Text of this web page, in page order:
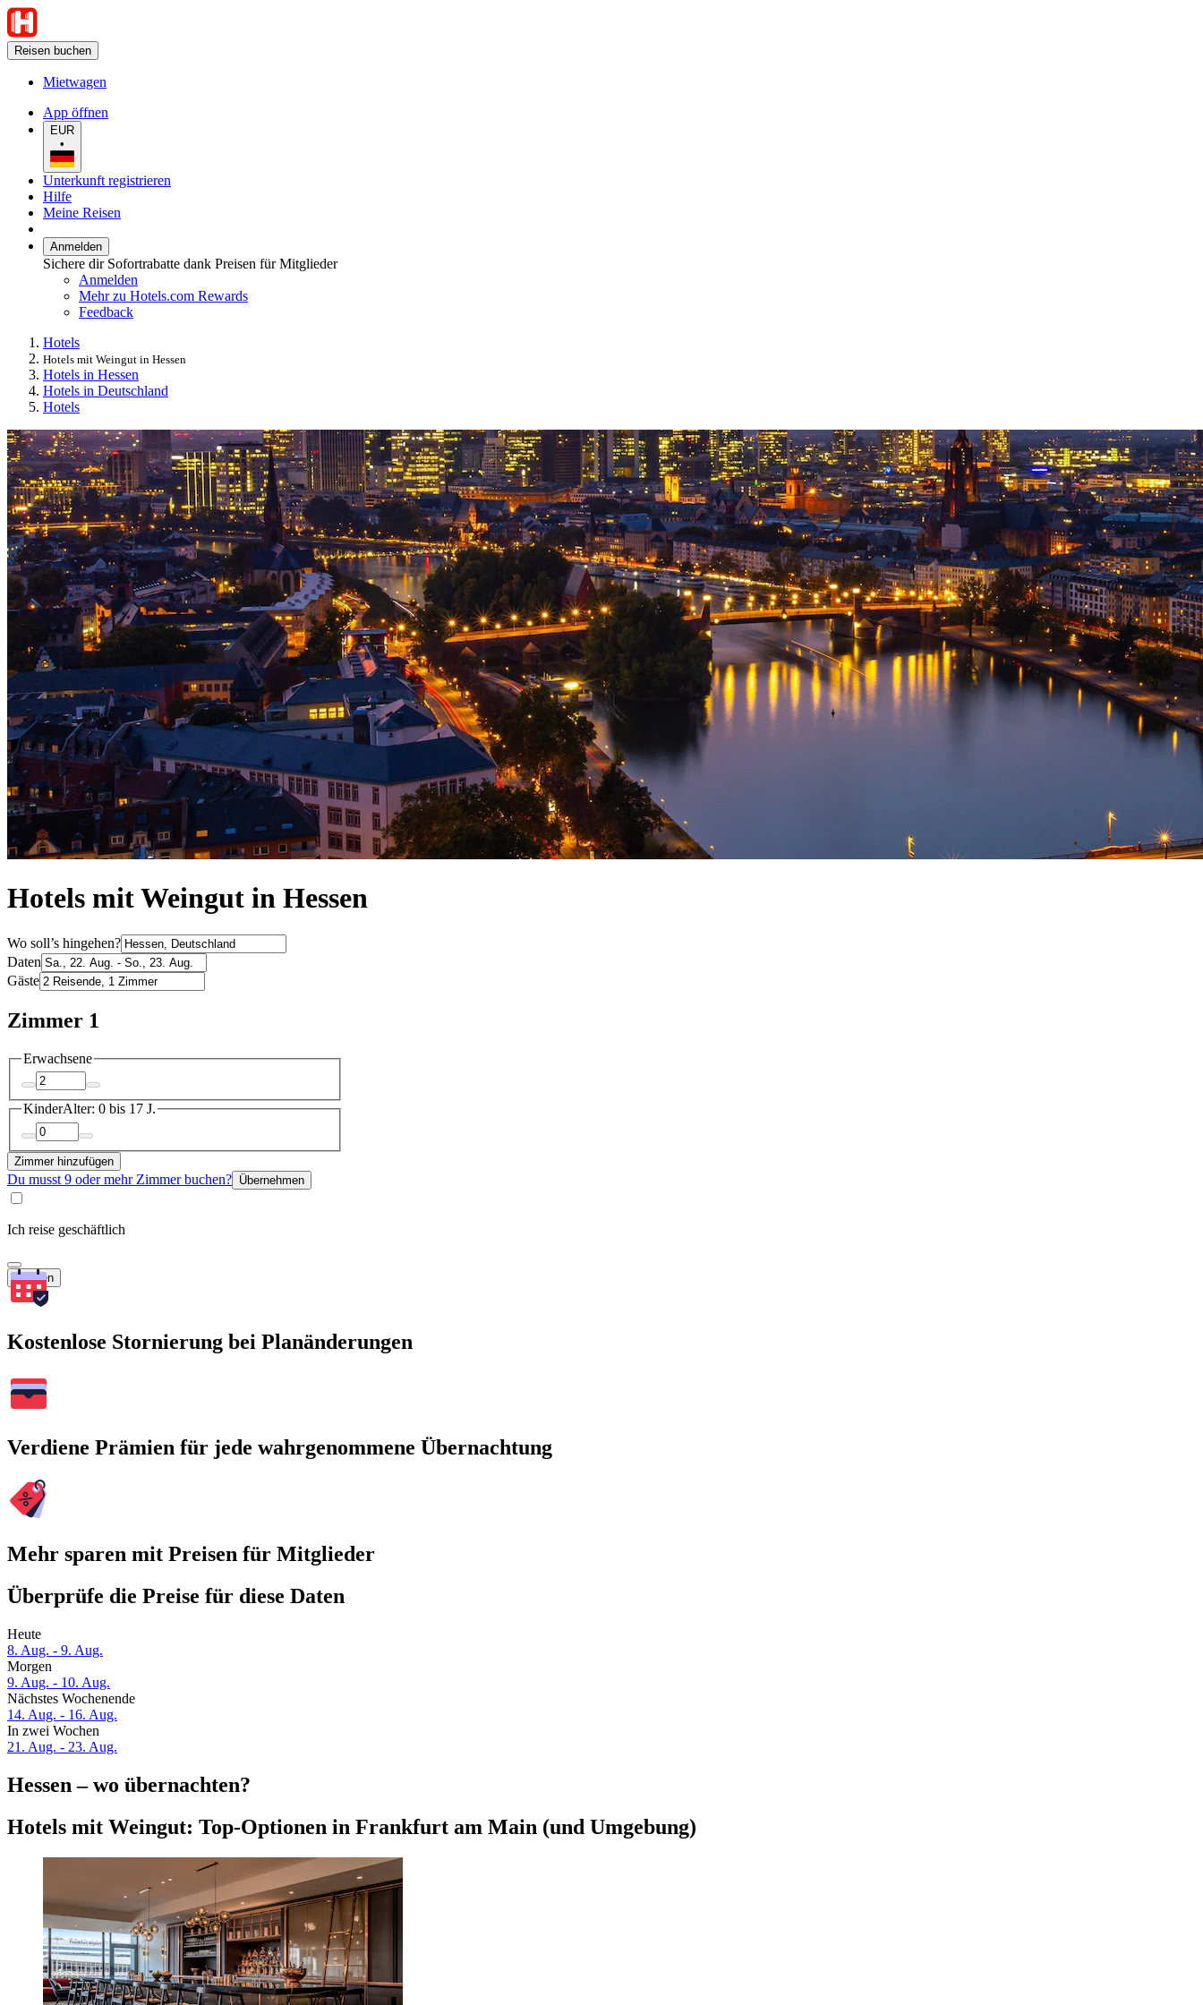
Reisen buchen
Mietwagen
App öffnen
EUR
•
Unterkunft registrieren
Hilfe
Meine Reisen
Anmelden
Sichere dir Sofortrabatte dank Preisen für Mitglieder
Anmelden
Mehr zu Hotels.com Rewards
Feedback
Hotels
Hotels mit Weingut in Hessen
Hotels in Hessen
Hotels in Deutschland
Hotels
Hotels mit Weingut in Hessen
Wo soll’s hingehen?
Daten
Gäste
Zimmer 1
Erwachsene
KinderAlter: 0 bis 17 J.
Zimmer hinzufügen
Du musst 9 oder mehr Zimmer buchen? Übernehmen
Ich reise geschäftlich
Suchen
Kostenlose Stornierung bei Planänderungen
Verdiene Prämien für jede wahrgenommene Übernachtung
Mehr sparen mit Preisen für Mitglieder
Überprüfe die Preise für diese Daten
Heute
8. Aug. - 9. Aug.
Morgen
9. Aug. - 10. Aug.
Nächstes Wochenende
14. Aug. - 16. Aug.
In zwei Wochen
21. Aug. - 23. Aug.
Hessen – wo übernachten?
Hotels mit Weingut: Top-Optionen in Frankfurt am Main (und Umgebung)